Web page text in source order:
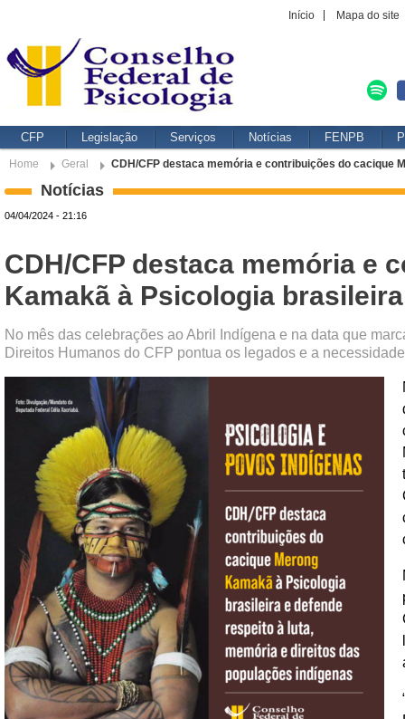
Início Mapa do site
CFP Legislação Serviços Notícias FENPB
Home Geral CDH/CFP destaca memória e contribuições do cacique
Notícias
04/04/2024 - 21:16
CDH/CFP destaca memória e
Kamakã à Psicologia brasileira
No mês das celebrações ao Abril Indígena e na data que
Direitos Humanos do CFP pontua os legados e a